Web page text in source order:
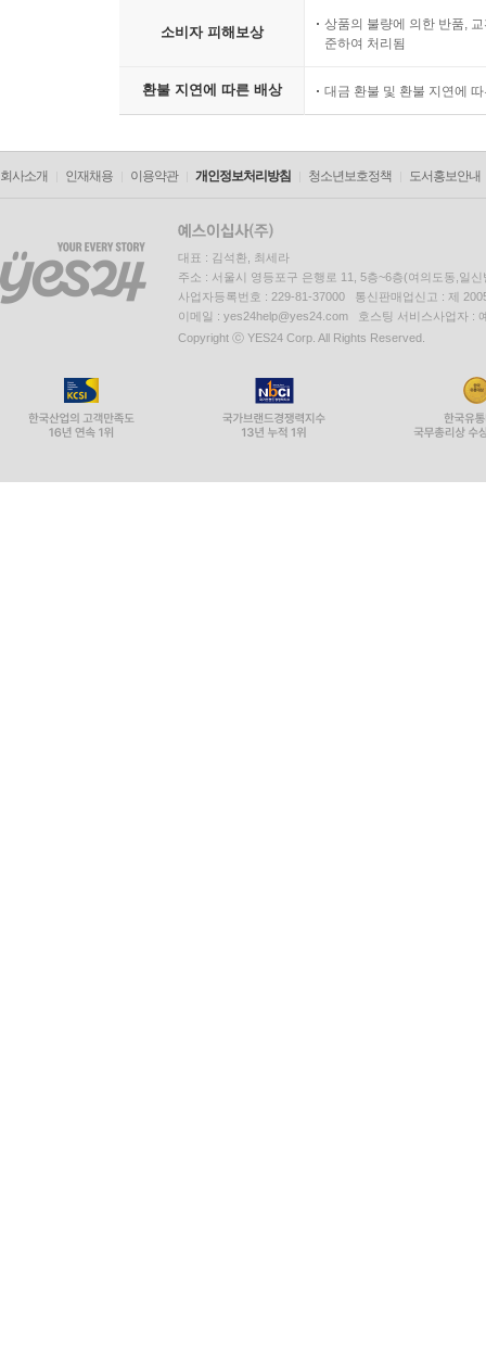
소비자 피해보상
상품의 불량에 의한 반품,
준하여 처리됨
환불 지연에 따른 배상 대금 환불 및 환불 지연에
회사소개 인재채용 이용약관 개인정보처리방침 청소년보호정책 도서홍보안내
대표 : 김석환, 최세라
주소 : 서울시 영등포구 은행로 11, 5층~6층(여의도동,일신
사업자등록번호 : 229-81-37000 통신판매업신고 : 제
이메일 : yes24help@yes24.com 호스팅 서비스사업자 :
Copyright ⓒ YES24 Corp. All Rights Reserved.